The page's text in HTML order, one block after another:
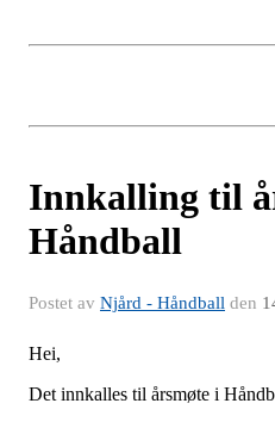
Innkalling til
Håndball
Postet av Njård - Håndball den
Hei,
Det innkalles til årsmøte i